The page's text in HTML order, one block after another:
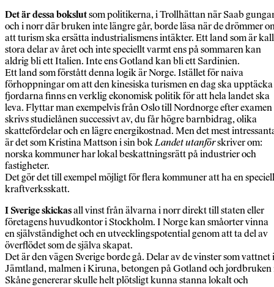
Det är dessa bokslutsom politikerna, i Trollhättan när Saab
och i norr där bruken inte längre går, borde läsa när de drömmer
att turism ska ersätta industrialismens intäkter. Ett land som är
stora delar av året och inte speciellt varmt ens på sommaren kan
aldrig bli ett Italien. Inte ens Gotland kan bli ett Sardinien.
Ett land som förstått denna logik är Norge. Istället för naiva
förhoppningar om att den kinesiska turismen en dag ska upptäcka
fjordarna finns en verklig ekonomisk politik för att hela landet ska
leva. Flyttar man exempelvis från Oslo till Nordnorge efter examen
skrivs studielånen successivt av, du får högre barnbidrag, olika
skattefördelar och en lägre energikostnad. Men det mest
är det som Kristina Mattson i sin bokLandet utanförskriver om:
norska kommuner har lokal beskattningsrätt på industrier och
fastigheter.
Det gör det till exempel möjligt för flera kommuner att ha en speciell
kraftverksskatt.
I Sverige skickasall vinst från älvarna i norr direkt till staten eller
företagens huvudkontor i Stockholm. I Norge kan småorter vinna
en självständighet och en utvecklingspotential genom att ta del av
överflödet som de själva skapat.
Det är den vägen Sverige borde gå. Delar av de vinster som vattnet i
Jämtland, malmen i Kiruna, betongen på Gotland och jordbruken
Skåne genererar skulle helt plötsligt kunna stanna lokalt och